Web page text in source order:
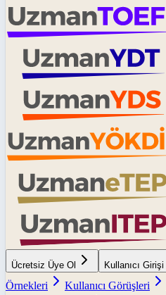
Ücretsiz Üye Ol Kullanıcı Girişi
Örnekleri
Kullanıcı Görüşleri